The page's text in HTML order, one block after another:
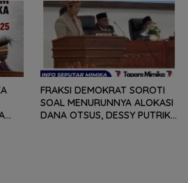
DAN RANPERDA PP- APBD
TAHUN ANGGARAN 2025
FRAKSI DEMOKRAT SOROTI
SOAL MENURUNNYA ALOKASI
DANA OTSUS, DESSY PUTRIKA